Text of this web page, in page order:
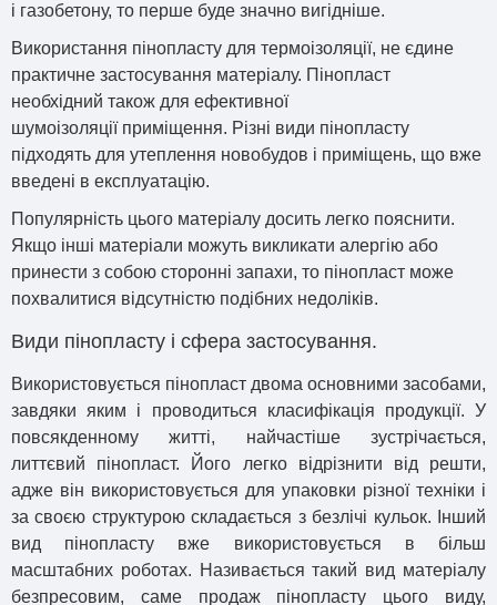
і газобетону, то перше буде значно вигідніше.
Використання пінопласту для термоізоляції, не єдине
практичне застосування матеріалу. Пінопласт
необхідний також для ефективної
шумоізоляції приміщення. Різні види пінопласту
підходять для утеплення новобудов і приміщень, що вже
введені в експлуатацію.
Популярність цього матеріалу досить легко пояснити.
Якщо інші матеріали можуть викликати алергію або
принести з собою сторонні запахи, то пінопласт може
похвалитися відсутністю подібних недоліків.
Види пінопласту і сфера застосування.
Використовується пінопласт двома основними засобами,
завдяки яким і проводиться класифікація продукції. У
повсякденному житті, найчастіше зустрічається,
литтєвий пінопласт. Його легко відрізнити від решти,
адже він використовується для упаковки різної техніки і
за своєю структурою складається з безлічі кульок. Інший
вид пінопласту вже використовується в більш
масштабних роботах. Називається такий вид матеріалу
безпресовим, саме продаж пінопласту цього виду,